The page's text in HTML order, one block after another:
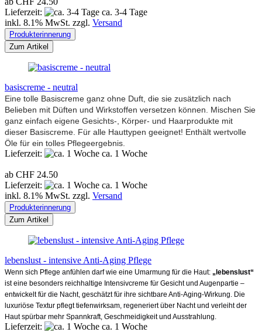
Lieferzeit:
ca. 3-4 Tage
inkl. 8.1% MwSt. zzgl. Versand
Produkterinnerung
Zum Artikel
basiscreme - neutral
Eine tolle Basiscreme ganz ohne Duft, die sie zusätzlich nach
Belieben mit Düften und Wirkstoffen versetzen können. Mischen Sie
ganz einfach eigene Gesichts-, Körper- und Haarprodukte mit
dieser Basiscreme. Für alle Hauttypen geeignet! Enthält wertvolle
Öle für ein tolles Pflegeergebnis.
Lieferzeit: ca. 1 Woche
ab CHF 24.50
Lieferzeit:
ca. 1 Woche
inkl. 8.1% MwSt. zzgl. Versand
Produkterinnerung
Zum Artikel
lebenslust - intensive Anti-Aging Pflege
Wenn sich Pflege anfühlen darf wie eine Umarmung für die Haut: „lebenslust“
ist eine besonders reichhaltige Intensivcreme für Gesicht und Augenpartie –
entwickelt für die Nacht, geschätzt für ihre sichtbare Anti-Aging-Wirkung. Die
luxuriöse Textur pflegt tiefenwirksam, regeneriert über Nacht und verleiht der
Haut spürbar mehr Spannkraft, Geschmeidigkeit und Ausstrahlung.
Lieferzeit: ca. 1 Woche